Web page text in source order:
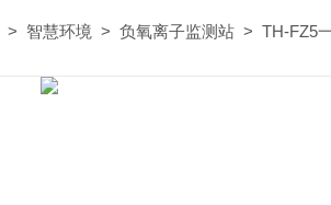
> 智慧环境 > 负氧离子监测站 > TH-FZ5